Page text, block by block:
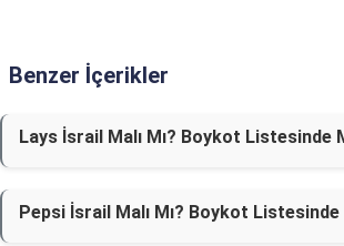
Benzer İçerikler
Lays İsrail Malı Mı? Boykot Listesinde
Pepsi İsrail Malı Mı? Boykot Listesinde